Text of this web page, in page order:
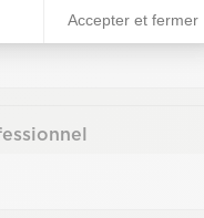
Accepter et fermer